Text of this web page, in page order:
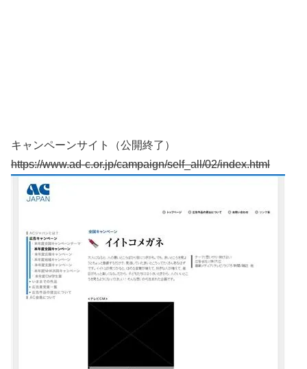
キャンペーンサイト（公開終了）
https://www.ad-c.or.jp/campaign/self_all/02/index.html